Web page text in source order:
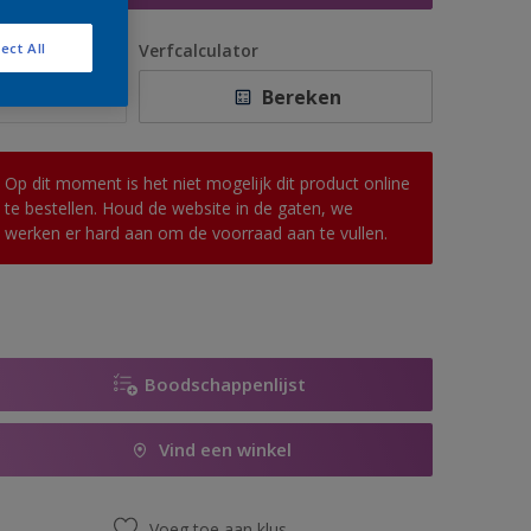
Verfcalculator
Bereken
Op dit moment is het niet mogelijk dit product online
te bestellen. Houd de website in de gaten, we
werken er hard aan om de voorraad aan te vullen.
Boodschappenlijst
Vind een winkel
All